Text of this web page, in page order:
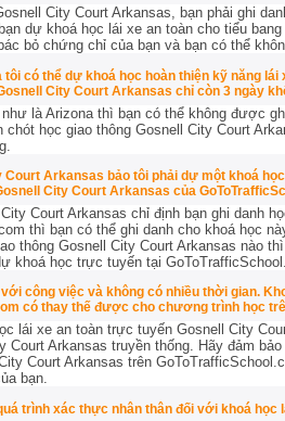
City Court Arkansas, bạn phải ghi
dự khoá học lái xe an toàn cho tiểu
bỏ chứng chỉ của bạn và bạn có thể
tôi có thể dự khoá học hoàn thiện kỹ năng
City Court Arkansas chỉ còn 3 ngày
là Arizona thì bạn có thể không được
học giao thông Gosnell City Court
Court Arkansas bảo tôi phải dự một khoá
City Court Arkansas của
Court Arkansas chỉ định bạn ghi danh
thì bạn có thể ghi danh cho khoá học
thông Gosnell City Court Arkansas nào
khoá học trực tuyến tại
công việc và không có nhiều thời gian.
có thay thế được cho chương trình học
lái xe an toàn trực tuyến Gosnell City
Court Arkansas truyền thống. Hãy đảm
Court Arkansas trên
bạn.
trình xác thực nhân thân đối với khoá